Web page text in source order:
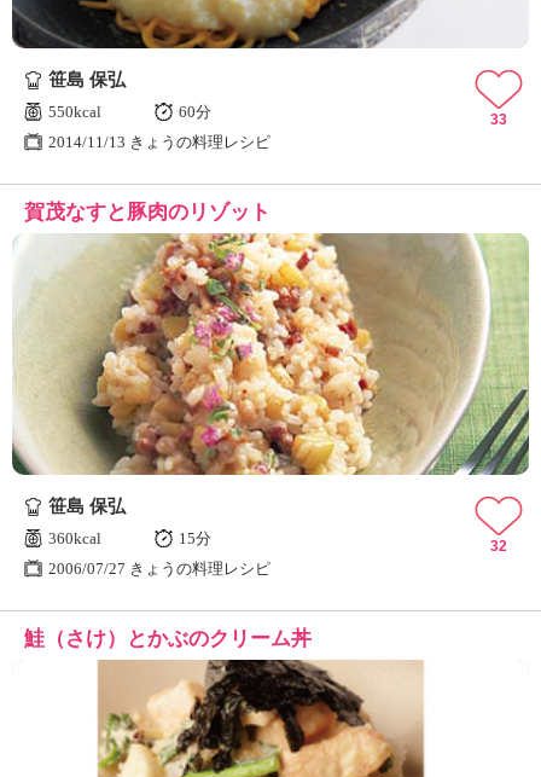
笹島 保弘
550kcal
60分
2014/11/13 きょうの料理レシピ
33
賀茂なすと豚肉のリゾット
笹島 保弘
360kcal
15分
2006/07/27 きょうの料理レシピ
32
鮭（さけ）とかぶのクリーム丼